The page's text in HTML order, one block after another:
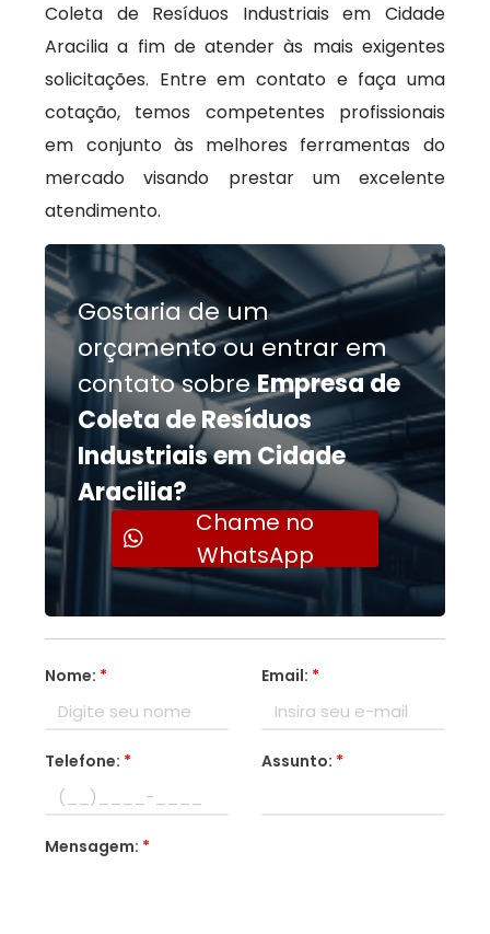
Coleta de Resíduos Industriais em Cidade
Aracilia a fim de atender às mais exigentes
solicitações. Entre em contato e faça uma
cotação, temos competentes profissionais
em conjunto às melhores ferramentas do
mercado visando prestar um excelente
atendimento.
Gostaria de um
orçamento ou entrar em
contato sobreEmpresa de
Coleta de Resíduos
Industriais em Cidade
Aracilia?
Chame no
WhatsApp
Nome: * Email: *
Telefone: * Assunto: *
Mensagem: *